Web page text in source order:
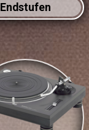
Endstufen